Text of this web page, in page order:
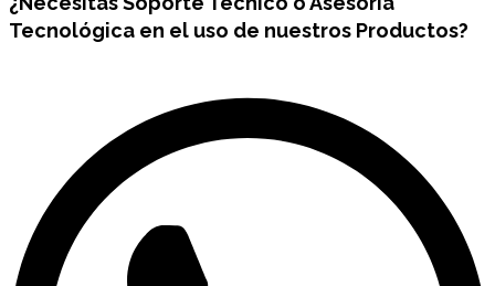
Tecnológica en el uso de nuestros Productos?